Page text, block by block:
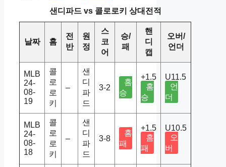
샌디파드 vs 콜로로키 상대전적
날짜 홈
전
반
원
정
스
코
어
승/
패
핸
디
캡
오버/
언더
MLB
24-
08-
19
콜
로
로
키
–
샌
디
파
드
3-2
홈
승
+1.5
홈
승
U11.5
언
더
MLB
24-
08-
18
콜
로
로
키
–
샌
디
파
드
3-8
홈
패
+1.5
홈
패
U10.5
오
버